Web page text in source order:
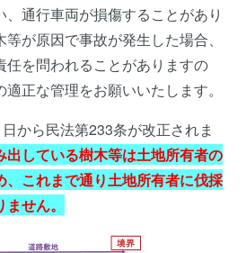
通行車両が損傷することがあり
が原因で事故が発生した場合、
任を問われることがありますの
正な管理をお願いいたします。
から民法第233条が改正されま
出している樹木等は土地所有者の
、これまで通り土地所有者に伐採
せん。